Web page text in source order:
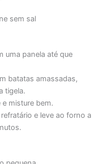
sem sal
uma panela até que
batatas amassadas,
tigela.
misture bem.
e leve ao forno a